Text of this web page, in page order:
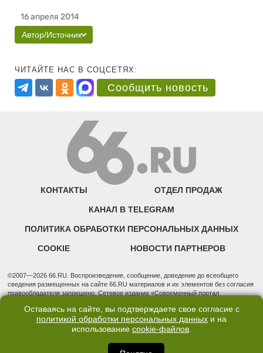
16 апреля 2014
Автор/Источник
ЧИТАЙТЕ НАС В СОЦСЕТЯХ:
Сообщить новость
КОНТАКТЫ ОТДЕЛ ПРОДАЖ
КАНАЛ В TELEGRAM
ПОЛИТИКА ОБРАБОТКИ ПЕРСОНАЛЬНЫХ ДАННЫХ
COOKIE НОВОСТИ ПАРТНЕРОВ
©2007—2026 66.RU. Воспроизведение, сообщение, доведение до всеобщего
сведения размещенных на сайте 66.RU материалов и их элементов без согласия
правообладателя запрещено. Сетевое издание «Современный портал
надзору в сфере связи, информационных технологий и массовых коммуникаций
(Роскомнадзор). Регистрационный номер ЭЛ № ФС 77 - 76634 от 02.09.2019
Учредитель: Общество с ограниченной ответственностью "66.ру". Юридический
3, оф. 7015 Фактический адрес редакции и отдела продаж: 620014, Свердловская
Оставаясь на сайте, вы подтверждаете свое согласие с
политикой обработки персональных данных и на
использование cookie-файлов.